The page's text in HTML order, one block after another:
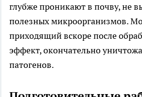
глубже проникают в почву, не
полезных микроорганизмов.
приходящий вскоре после
эффект, окончательно
патогенов.